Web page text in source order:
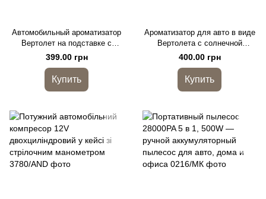
Автомобильный ароматизатор
Вертолет на подставке с
солнечной батареей
399.00 грн
Купить
Ароматизатор для авто в виде
Вертолета с солнечной
батареей КТР040
400.00 грн
Купить